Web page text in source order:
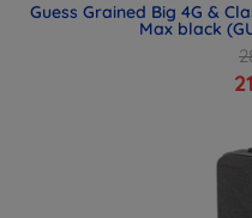
Guess Grained Big 4G &
Max black